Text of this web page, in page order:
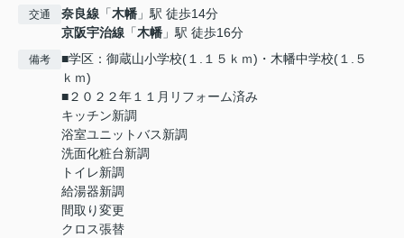
交通 奈良線 「木幡 」駅 徒歩14分
京阪宇治線 「木幡 」駅 徒歩16分
備考
■学区：御蔵山小学校(１.１５ｋｍ)・木幡中学校(１.５
ｋｍ)
■２０２２年１１月リフォーム済み
キッチン新調
浴室ユニットバス新調
洗面化粧台新調
トイレ新調
給湯器新調
間取り変更
クロス張替